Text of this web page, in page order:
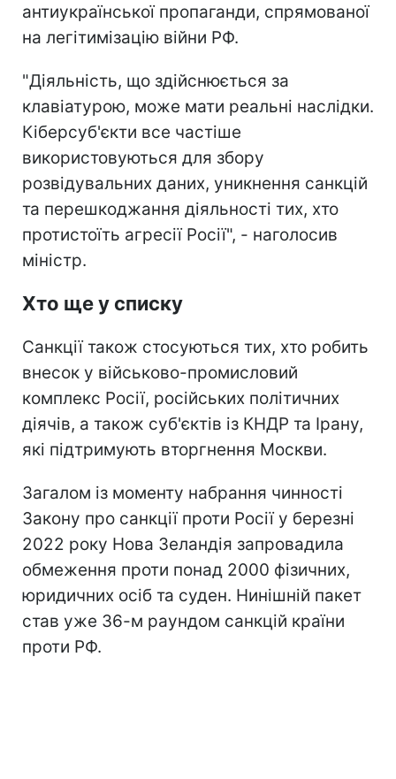
антиукраїнської пропаганди, спрямованої
на легітимізацію війни РФ.
"Діяльність, що здійснюється за
клавіатурою, може мати реальні наслідки.
Кіберсуб'єкти все частіше
використовуються для збору
розвідувальних даних, уникнення санкцій
та перешкоджання діяльності тих, хто
протистоїть агресії Росії", - наголосив
міністр.
Хто ще у списку
Санкції також стосуються тих, хто робить
внесок у військово-промисловий
комплекс Росії, російських політичних
діячів, а також суб'єктів із КНДР та Ірану,
які підтримують вторгнення Москви.
Загалом із моменту набрання чинності
Закону про санкції проти Росії у березні
2022 року Нова Зеландія запровадила
обмеження проти понад 2000 фізичних,
юридичних осіб та суден. Нинішній пакет
став уже 36-м раундом санкцій країни
проти РФ.